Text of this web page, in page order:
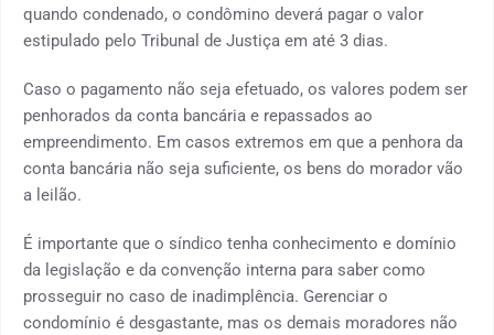
quando condenado, o condômino deverá pagar o valor
estipulado pelo Tribunal de Justiça em até 3 dias.
Caso o pagamento não seja efetuado, os valores podem ser
penhorados da conta bancária e repassados ao
empreendimento. Em casos extremos em que a penhora da
conta bancária não seja suficiente, os bens do morador vão
a leilão.
É importante que o síndico tenha conhecimento e domínio
da legislação e da convenção interna para saber como
prosseguir no caso de inadimplência. Gerenciar o
condomínio é desgastante, mas os demais moradores não